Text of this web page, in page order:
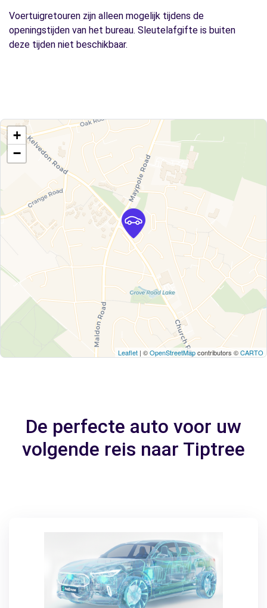
Voertuigretouren zijn alleen mogelijk tijdens de
openingstijden van het bureau. Sleutelafgifte is buiten
deze tijden niet beschikbaar.
+
−
Leaflet | ©OpenStreetMapcontributors ©CARTO
De perfecte auto voor uw
volgende reis naar Tiptree